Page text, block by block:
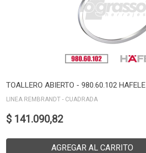
TOALLERO ABIERTO - 980.60.102 HAFELE
LINEA REMBRANDT - CUADRADA
$ 141.090,82
AGREGAR AL CARRITO